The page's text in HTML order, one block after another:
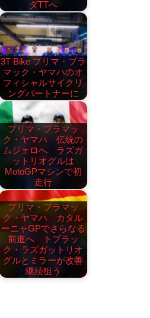
ダTTへ
3T Bike プリマ・プラ
マック・ヤマハのオ
フィシャルサイクリ
ングパートナーに
プリマ・プラマッ
ク・ヤマハ 伝統の
ムジェロへ ラズガ
ットリオグルは
MotoGPマシンで初
走行
プリマ・プラマッ
ク・ヤマハ カタル
ーニャGPでさらなる
前進へ トプラッ
ク・ラズガットリオ
グルとミラーが改善
継続狙う